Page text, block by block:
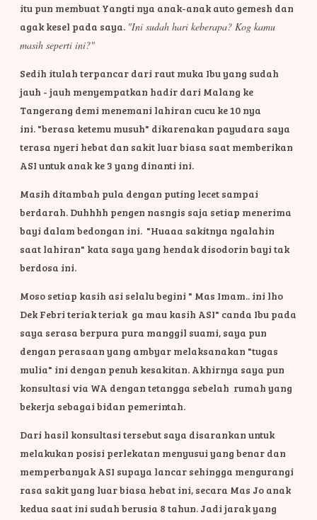
itu pun membuat Yangti nya anak-anak auto gemesh dan
agak kesel pada saya. "Ini sudah hari keberapa? Kog kamu
masih seperti ini?"
Sedih itulah terpancar dari raut muka Ibu yang sudah
jauh - jauh menyempatkan hadir dari Malang ke
Tangerang demi menemani lahiran cucu ke 10 nya
ini. "berasa ketemu musuh" dikarenakan payudara saya
terasa nyeri hebat dan sakit luar biasa saat memberikan
ASI untuk anak ke 3 yang dinanti ini.
Masih ditambah pula dengan puting lecet sampai
berdarah. Duhhhh pengen nasngis saja setiap menerima
bayi dalam bedongan ini. "Huaaa sakitnya ngalahin
saat lahiran" kata saya yang hendak disodorin bayi tak
berdosa ini.
Moso setiap kasih asi selalu begini " Mas Imam.. ini lho
Dek Febri teriak teriak ga mau kasih ASI" canda Ibu pada
saya serasa berpura pura manggil suami, saya pun
dengan perasaan yang ambyar melaksanakan "tugas
mulia" ini dengan penuh kesakitan. Akhirnya saya pun
konsultasi via WA dengan tetangga sebelah rumah yang
bekerja sebagai bidan pemerintah.
Dari hasil konsultasi tersebut saya disarankan untuk
melakukan posisi perlekatan menyusui yang benar dan
memperbanyak ASI supaya lancar sehingga mengurangi
rasa sakit yang luar biasa hebat ini, secara Mas Jo anak
kedua saat ini sudah berusia 8 tahun. Jadi jarak yang